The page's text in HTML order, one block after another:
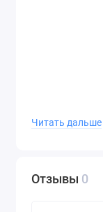
Читать дальше
Отзывы 0